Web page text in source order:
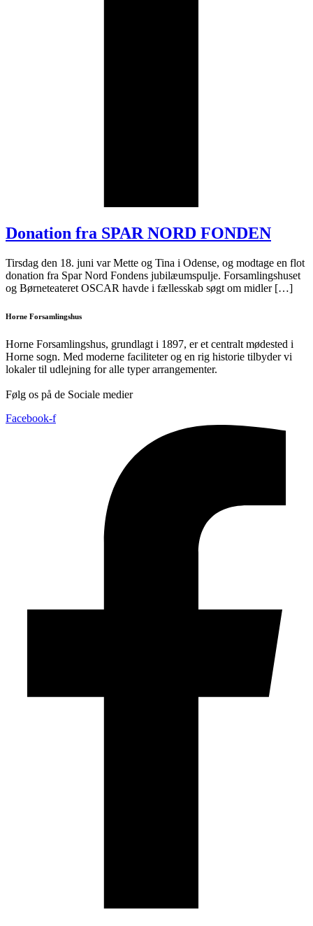
Donation fra SPAR NORD FONDEN
Tirsdag den 18. juni var Mette og Tina i Odense, og modtage en flot
donation fra Spar Nord Fondens jubilæumspulje. Forsamlingshuset
og Børneteateret OSCAR havde i fællesskab søgt om midler […]
Horne Forsamlingshus
Horne Forsamlingshus, grundlagt i 1897, er et centralt mødested i
Horne sogn. Med moderne faciliteter og en rig historie tilbyder vi
lokaler til udlejning for alle typer arrangementer.
Følg os på de Sociale medier
Facebook-f